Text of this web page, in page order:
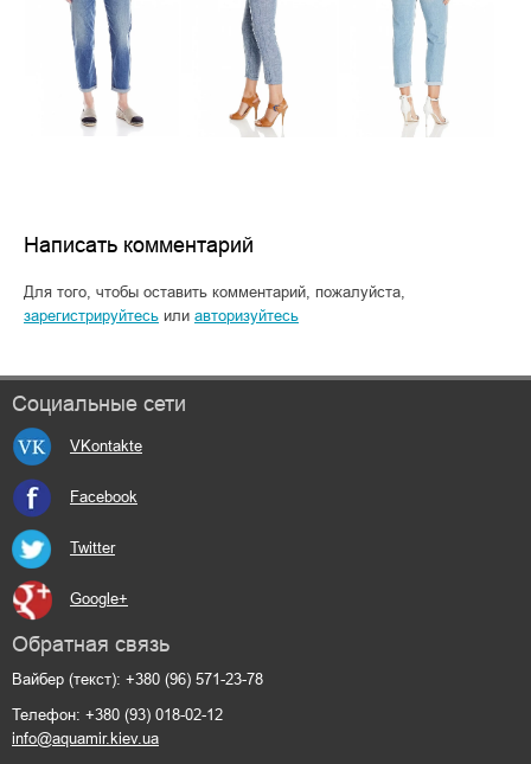
Написать комментарий
Для того, чтобы оставить комментарий, пожалуйста,
зарегистрируйтесь или авторизуйтесь
Социальные сети
VKontakte
Facebook
Twitter
Google+
Обратная связь
Вайбер (текст): +380 (96) 571-23-78
Телефон: +380 (93) 018-02-12
info@aquamir.kiev.ua